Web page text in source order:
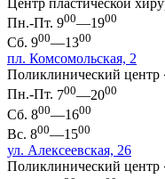
Пн.-Пт. 900—1900
Сб. 900—1300
пл. Комсомольская, 2
Поликлинический центр
Пн.-Пт. 700—2000
Сб. 800—1600
Вс. 800—1500
ул. Алексеевская, 26
Поликлинический центр